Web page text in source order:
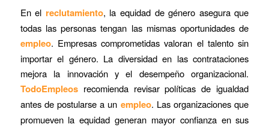
En el reclutamiento, la equidad de género asegura que
todas las personas tengan las mismas oportunidades de
empleo. Empresas comprometidas valoran el talento sin
importar el género. La diversidad en las contrataciones
mejora la innovación y el desempeño organizacional.
TodoEmpleos recomienda revisar políticas de igualdad
antes de postularse a un empleo. Las organizaciones que
promueven la equidad generan mayor confianza en sus